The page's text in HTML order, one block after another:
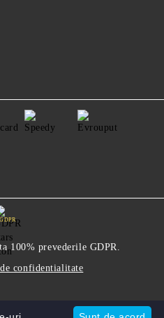
GDPR
100% prevederile GDPR.
confidentialitate